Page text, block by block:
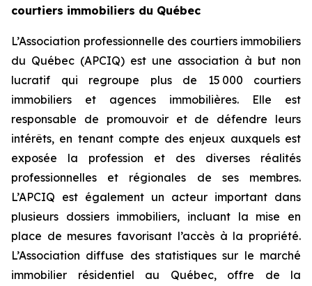
courtiers immobiliers du Québec
L’Association professionnelle des courtiers immobiliers
du Québec (APCIQ) est une association à but non
lucratif qui regroupe plus de 15 000 courtiers
immobiliers et agences immobilières. Elle est
responsable de promouvoir et de défendre leurs
intérêts, en tenant compte des enjeux auxquels est
exposée la profession et des diverses réalités
professionnelles et régionales de ses membres.
L’APCIQ est également un acteur important dans
plusieurs dossiers immobiliers, incluant la mise en
place de mesures favorisant l’accès à la propriété.
L’Association diffuse des statistiques sur le marché
immobilier résidentiel au Québec, offre de la